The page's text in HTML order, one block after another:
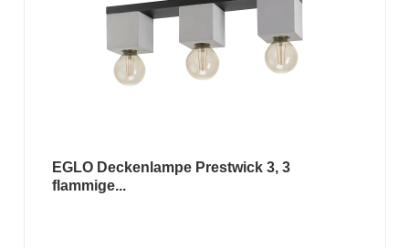
EGLO Deckenlampe Prestwick 3, 3
flammige...